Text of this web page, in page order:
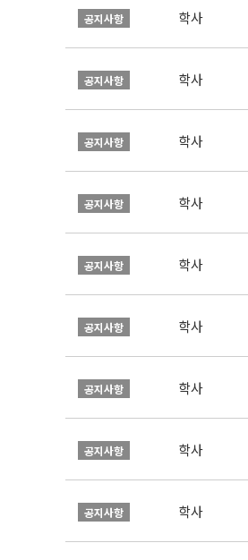
공지사항 학사
공지사항 학사
공지사항 학사
공지사항 학사
공지사항 학사
공지사항 학사
공지사항 학사
공지사항 학사
공지사항 학사